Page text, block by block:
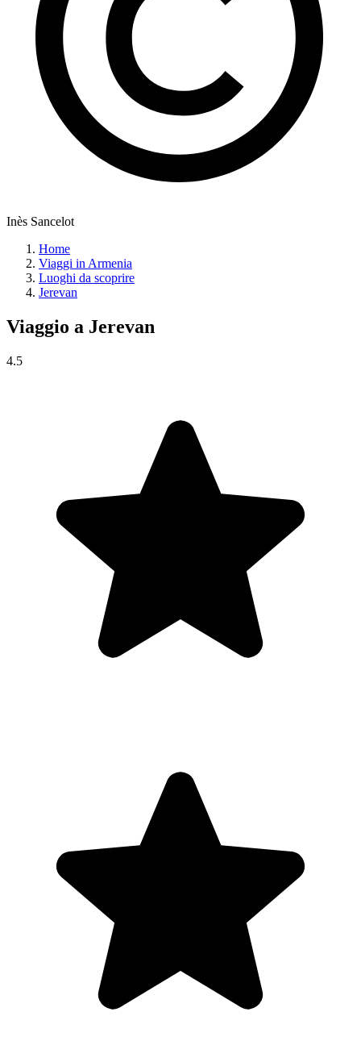
Inès Sancelot
Home
Viaggi in Armenia
Luoghi da scoprire
Jerevan
Viaggio a Jerevan
4.5